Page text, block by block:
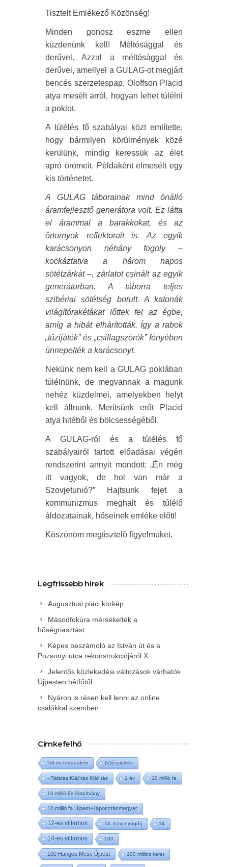
Tisztelt Emlékező Közönség!
Minden gonosz eszme ellen
küzdenünk kell! Méltósággal és
derűvel. Azzal a méltósággal és
derűvel, amellyel a GULAG-ot megjárt
bencés szerzetespap, Oloffson Placid
atya mesélt arról, hogyan lehet túlélni
a poklot.
A túlélés fő szabályai közt említette,
hogy bármilyen körülmények közé
kerülünk, mindig keressük az élet
apró örömeit. Példaként elmesélt egy
kis történetet.
A GULAG táborainak mind önálló
áramfejlesztő generátora volt. Ez látta
el árammal a barakkokat, és az
őrtornyok reflektorait is. Az egyik
karácsonyon néhány fogoly –
kockáztatva a három napos
sötétzárkát –, zárlatot csinált az egyik
generátorban. A táborra teljes
szibériai sötétség borult. A katonák
világítórakétákat lőttek fel az égbe,
amíg a hibát elhárították. Így a rabok
„tűzijáték” és „csillagszórók” fényében
ünnepelték a karácsonyt.
Nekünk nem kell a GULAG poklában
túlélnünk, de megvannak a magunk
nehéz küzdelmei, amelyekben helyt
kell állnunk. Merítsünk erőt Placid
atya hitéből és bölcsességéből.
A GULAG-ról és a túlélés fő
szabályairól tartott előadásai végén
rendszerint annyit mondott: „Én még
itt vagyok, de hol van már a
Szovjetunió?” Hajtsunk fejet a
kommunizmus meghalt és túlélő
áldozatainak, hőseinek emléke előtt!
Köszönöm megtisztelő figyelmüket.
Legfrissebb hírek
Augusztusi piaci körkép
Másodfokúra mérsékelték a
hőségriasztást
Képes beszámoló az István út és a
Pozsonyi utca rekonstrukciójáról X.
Jelentős közlekedési változások várhatók
Újpesten hétfőtől
Nyáron is résen kell lenni az online
csalókkal szemben
Címkefelhő
'56-os forradalom (V)észjelzés
- Rálátás Kiállítás Kiállítás 1 év 10 millió fa
10 millió Fa Alapítvány
10 millió fa Újpest-Káposztásmegyer
12-es villamos 13. havi nyugdíj 14
14-es villamos 100
100 Hangos Mese Újpest 100 milliós keret